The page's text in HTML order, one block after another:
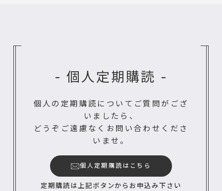
- 個人定期購読 -
個人の定期購読についてご質問がござ
いましたら、
どうぞご遠慮なくお問い合わせくださ
いませ。
個人定期購読はこちら
定期購読は上記ボタンからお申込み下さい